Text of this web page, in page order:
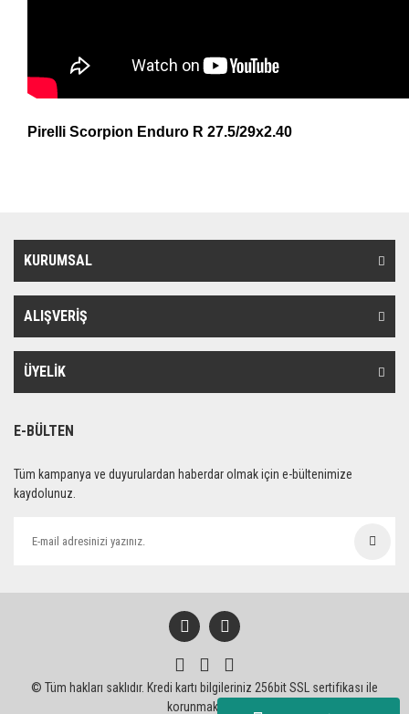
Pirelli Scorpion Enduro R 27.5/29x2.40
KURUMSAL
ALIŞVERİŞ
ÜYELİK
E-BÜLTEN
Tüm kampanya ve duyurulardan haberdar olmak için e-bültenimize
kaydolunuz.
© Tüm hakları saklıdır. Kredi kartı bilgileriniz 256bit SSL sertifikası ile
korunmaktadır.